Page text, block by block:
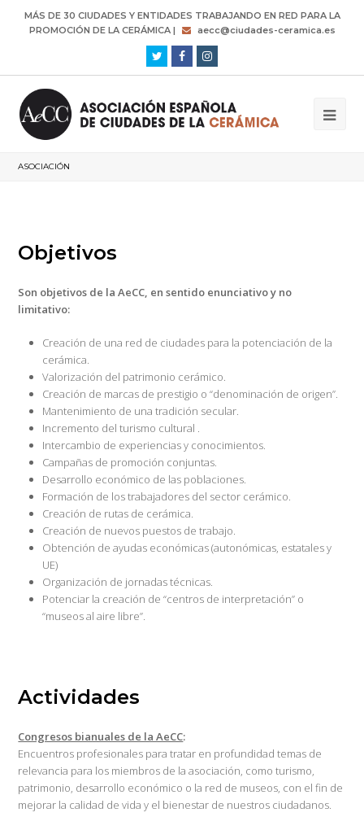
MÁS DE 30 CIUDADES Y ENTIDADES TRABAJANDO EN RED PARA LA
PROMOCIÓN DE LA CERÁMICA |
aecc@ciudades-ceramica.es
Twitter Facebook
ASOCIACIÓN
Objetivos
Son objetivos de la AeCC, en sentido enunciativo y no
limitativo:
Creación de una red de ciudades para la potenciación de la
cerámica.
Valorización del patrimonio cerámico.
Creación de marcas de prestigio o “denominación de origen”.
Mantenimiento de una tradición secular.
Incremento del turismo cultural .
Intercambio de experiencias y conocimientos.
Campañas de promoción conjuntas.
Desarrollo económico de las poblaciones.
Formación de los trabajadores del sector cerámico.
Creación de rutas de cerámica.
Creación de nuevos puestos de trabajo.
Obtención de ayudas económicas (autonómicas, estatales y
UE)
Organización de jornadas técnicas.
Potenciar la creación de “centros de interpretación” o
“museos al aire libre”.
Actividades
Congresos bianuales de la AeCC:
Encuentros profesionales para tratar en profundidad temas de
relevancia para los miembros de la asociación, como turismo,
patrimonio, desarrollo económico o la red de museos, con el fin de
mejorar la calidad de vida y el bienestar de nuestros ciudadanos.